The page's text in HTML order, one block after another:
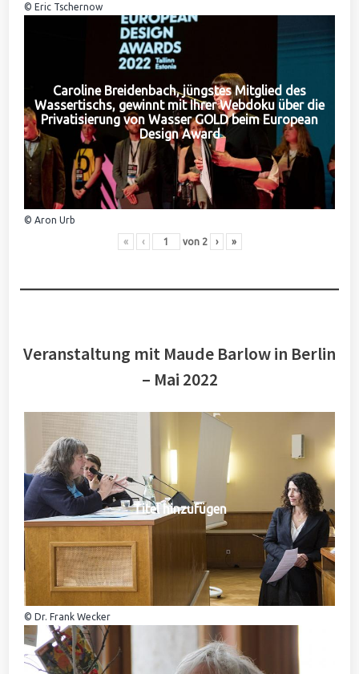
© Eric Tschernow
Caroline Breidenbach, jüngstes Mitglied des
Wassertischs, gewinnt mit Ihrer Webdoku über die
Privatisierung von Wasser GOLD beim European
Design Award
© Aron Urb
« ‹ von 2 › »
Veranstaltung mit Maude Barlow in Berlin
– Mai 2022
Titel hinzufügen
© Dr. Frank Wecker